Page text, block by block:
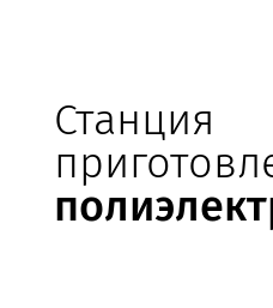
Станция